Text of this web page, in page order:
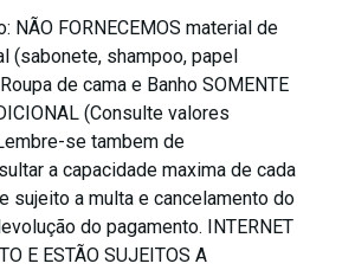
NÃO FORNECEMOS material de
(sabonete, shampoo, papel
de cama e Banho SOMENTE
(Consulte valores
se tambem de
a capacidade maxima de cada
sujeito a multa e cancelamento do
do pagamento. INTERNET
E ESTÃO SUJEITOS A